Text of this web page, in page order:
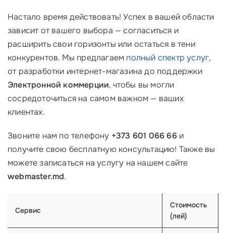
Настало время действовать! Успех в вашей области
зависит от вашего выбора — согласиться и
расширить свои горизонты или остаться в тени
конкурентов. Мы предлагаем полный спектр услуг,
от разработки интернет-магазина до поддержки
Электронной коммерции, чтобы вы могли
сосредоточиться на самом важном — ваших
клиентах.
Звоните нам по телефону +373 601 066 66и
получите свою бесплатную консультацию! Также вы
можете записаться на услугу на нашем сайте
webmaster.md.
Сервис
Стоимость
(лей)